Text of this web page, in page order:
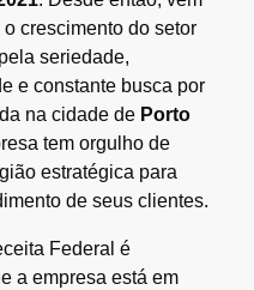
crescimento do setor
seriedade,
e constante busca por
na cidade de Porto
tem orgulho de
estratégica para
de seus clientes.
Federal é
a empresa está em